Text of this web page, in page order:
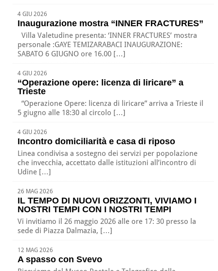
4 GIU 2026
Inaugurazione mostra “INNER FRACTURES”
Villa Valetudine presenta: ‘INNER FRACTURES’ mostra
personale :GAYE TEMIZARABACI INAUGURAZIONE:
SABATO 6 GIUGNO ore 16.00 […]
4 GIU 2026
“Operazione opere: licenza di liricare” a
Trieste
“Operazione Opere: licenza di liricare” arriva a Trieste il
5 giugno alle 18:30 al circolo […]
4 GIU 2026
Incontro domiciliarità e casa di riposo
Linea condivisa a sostegno dei servizi per popolazione
che invecchia, accettato dalle istituzioni all’incontro di
Udine […]
26 MAG 2026
IL TEMPO DI NUOVI ORIZZONTI, VIVIAMO I
NOSTRI TEMPI CON I NOSTRI TEMPI
Vi invitiamo il 26 maggio 2026 alle ore 17: 30 presso la
sede di Piazza Dalmazia, […]
12 MAG 2026
A spasso con Svevo